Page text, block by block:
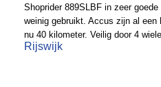
Shoprider 889SLBF in zeer
weinig gebruikt. Accus zijn al een
nu 40 kilometer. Veilig door 4
twee heupoperaties. Operaties
Rijswijk